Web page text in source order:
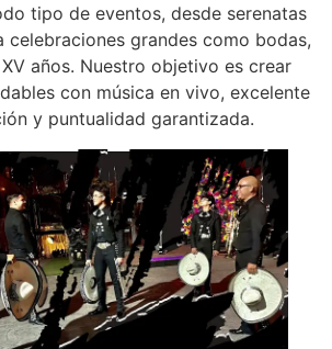
tipo de eventos, desde serenatas
celebraciones grandes como bodas,
años. Nuestro objetivo es crear
con música en vivo, excelente
y puntualidad garantizada.